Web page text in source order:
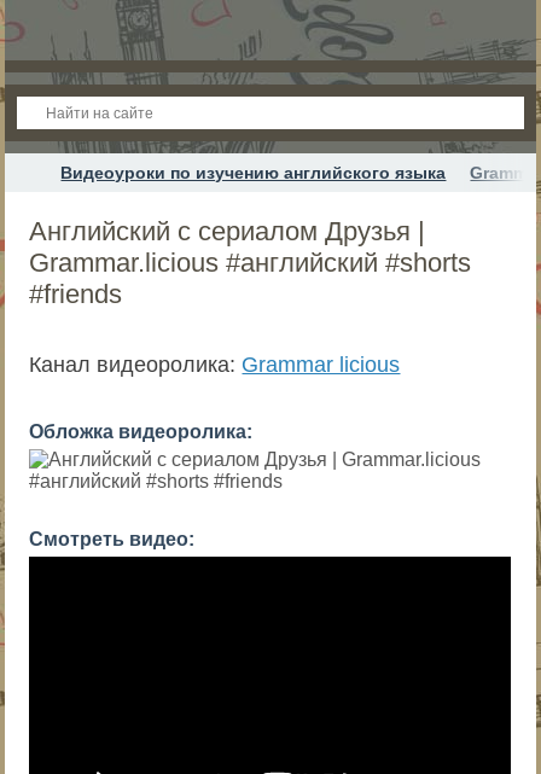
Видеоуроки по изучению английского языка
Английский c сериалом Друзья |
Grammar.licious #английский #shorts
#friends
Канал видеоролика: Grammar licious
Обложка видеоролика:
Смотреть видео: